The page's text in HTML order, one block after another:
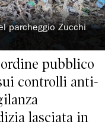
parcheggio Zucchi
pubblico
controlli anti-
lasciata in